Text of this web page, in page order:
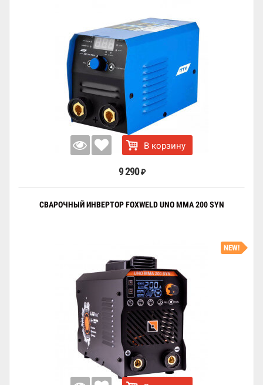
В корзину
9 290 ₽
СВАРОЧНЫЙ ИНВЕРТОР FOXWELD UNO MMA 200 SYN
NEW!